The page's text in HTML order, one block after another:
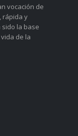
vocación de
rápida y
la base
de la